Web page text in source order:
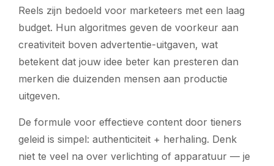
Reels zijn bedoeld voor marketeers met een laag
budget. Hun algoritmes geven de voorkeur aan
creativiteit boven advertentie-uitgaven, wat
betekent dat jouw idee beter kan presteren dan
merken die duizenden mensen aan productie
uitgeven.
De formule voor effectieve content door tieners
geleid is simpel: authenticiteit + herhaling. Denk
niet te veel na over verlichting of apparatuur — je